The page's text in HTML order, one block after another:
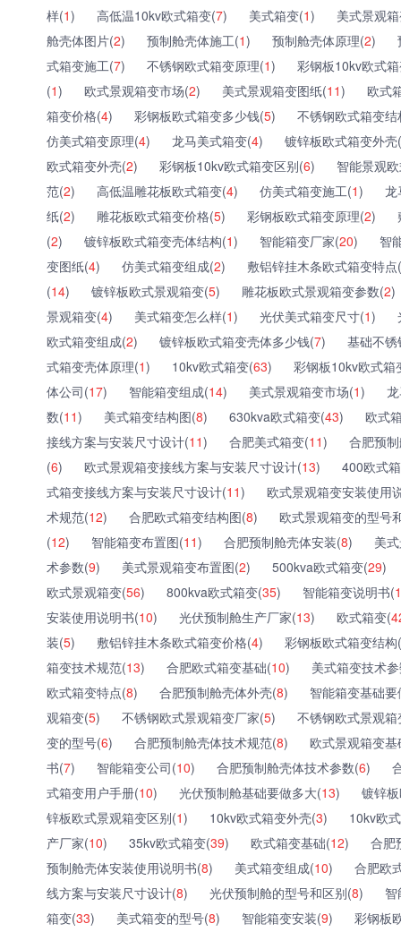
样(1) 高低温10kv欧式箱变(7) 美式箱变(1)
美式景观
舱壳体图片(2) 预制舱壳体施工(1) 预制舱壳体原理(2)
式箱变施工(7) 不锈钢欧式箱变原理(1)
彩钢板10kv欧式
(1) 欧式景观箱变市场(2) 美式景观箱变图纸(11)
欧式
箱变价格(4) 彩钢板欧式箱变多少钱(5)
不锈钢欧式箱变结
仿美式箱变原理(4) 龙马美式箱变(4)
镀锌板欧式箱变外壳(
欧式箱变外壳(2) 彩钢板10kv欧式箱变区别(6)
智能景观
范(2) 高低温雕花板欧式箱变(4) 仿美式箱变施工(1)
龙
纸(2) 雕花板欧式箱变价格(5) 彩钢板欧式箱变原理(2)
(2) 镀锌板欧式箱变壳体结构(1) 智能箱变厂家(20)
智
变图纸(4) 仿美式箱变组成(2)
敷铝锌挂木条欧式箱变特点(
(14) 镀锌板欧式景观箱变(5) 雕花板欧式景观箱变参数(2)
景观箱变(4) 美式箱变怎么样(1) 光伏美式箱变尺寸(1)
欧式箱变组成(2) 镀锌板欧式箱变壳体多少钱(7)
基础不
式箱变壳体原理(1) 10kv欧式箱变(63)
彩钢板10kv欧式箱
体公司(17) 智能箱变组成(14) 美式景观箱变市场(1)
数(11) 美式箱变结构图(8) 630kva欧式箱变(43)
欧式
接线方案与安装尺寸设计(11) 合肥美式箱变(11)
合肥预
(6) 欧式景观箱变接线方案与安装尺寸设计(13)
400欧式
式箱变接线方案与安装尺寸设计(11)
欧式景观箱变安装使用
术规范(12) 合肥欧式箱变结构图(8)
欧式景观箱变的型号
(12) 智能箱变布置图(11) 合肥预制舱壳体安装(8)
美
术参数(9) 美式景观箱变布置图(2) 500kva欧式箱变(29)
欧式景观箱变(56) 800kva欧式箱变(35) 智能箱变说明书(
安装使用说明书(10) 光伏预制舱生产厂家(13) 欧式箱变(
装(5) 敷铝锌挂木条欧式箱变价格(4)
彩钢板欧式箱变结构(
箱变技术规范(13) 合肥欧式箱变基础(10)
美式箱变技术
欧式箱变特点(8) 合肥预制舱壳体外壳(8)
智能箱变基础
观箱变(5) 不锈钢欧式景观箱变厂家(5)
不锈钢欧式景观
变的型号(6) 合肥预制舱壳体技术规范(8)
欧式景观箱变基
书(7) 智能箱变公司(10) 合肥预制舱壳体技术参数(6)
式箱变用户手册(10) 光伏预制舱基础要做多大(13)
镀锌
锌板欧式景观箱变区别(1) 10kv欧式箱变外壳(3)
10kv欧
产厂家(10) 35kv欧式箱变(39) 欧式箱变基础(12)
合肥
预制舱壳体安装使用说明书(8) 美式箱变组成(10)
合肥欧
线方案与安装尺寸设计(8) 光伏预制舱的型号和区别(8)
箱变(33) 美式箱变的型号(8) 智能箱变安装(9)
彩钢板